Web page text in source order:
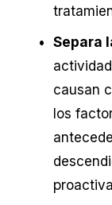
Separa
causan
los